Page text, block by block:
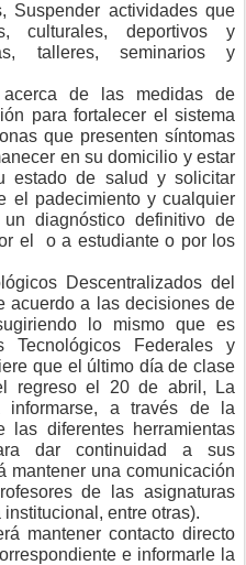
Suspender actividades que
culturales, deportivos y
talleres, seminarios y
acerca de las medidas de
para fortalecer el sistema
que presenten síntomas
en su domicilio y estar
estado de salud y solicitar
el padecimiento y cualquier
diagnóstico definitivo de
el
o a estudiante o por los
Descentralizados del
acuerdo a las decisiones de
lo mismo que es
Tecnológicos Federales y
que el último día de clase
regreso el 20 de abril, La
informarse, a través de la
las diferentes herramientas
dar continuidad a sus
mantener una comunicación
de las asignaturas
entre otras).
mantener contacto directo
e informarle la